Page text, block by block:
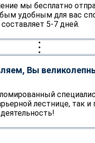
мы бесплатно
удобным для вас
5-7 дней.
Вы
лестнице, так